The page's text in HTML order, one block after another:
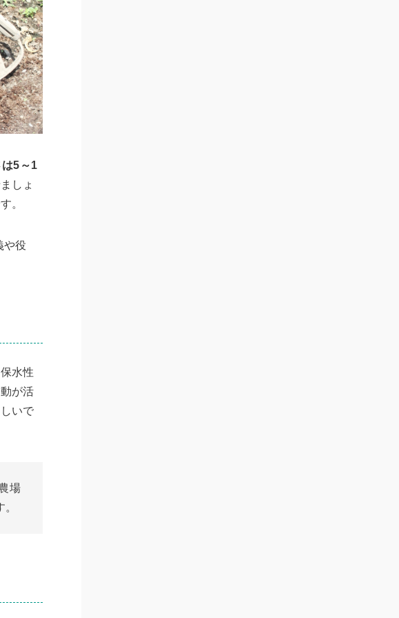
5～1
しょ
。
や役
水性
が活
いで
場